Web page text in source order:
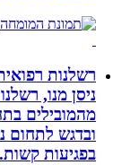
רשלנות רפואית
ניסן מנו, רשלנות
מהמובילים בתחום
ובדגש לתחום נזקי
בפגיעות קשות.